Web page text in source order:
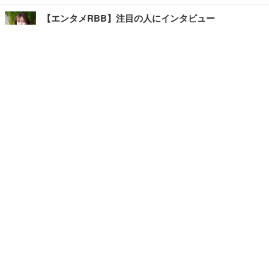
【エンタメRBB】注目の人にインタビュー